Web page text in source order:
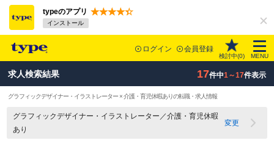
typeのアプリ
インストール
ログイン 会員登録
検討中(0) MENU
求人検索結果 17件中1～17件表示
グラフィックデザイナー・イラストレーター × 介護・育児休暇ありの転職・求人情報
グラフィックデザイナー・イラストレーター／介護・育児休暇
あり
変更